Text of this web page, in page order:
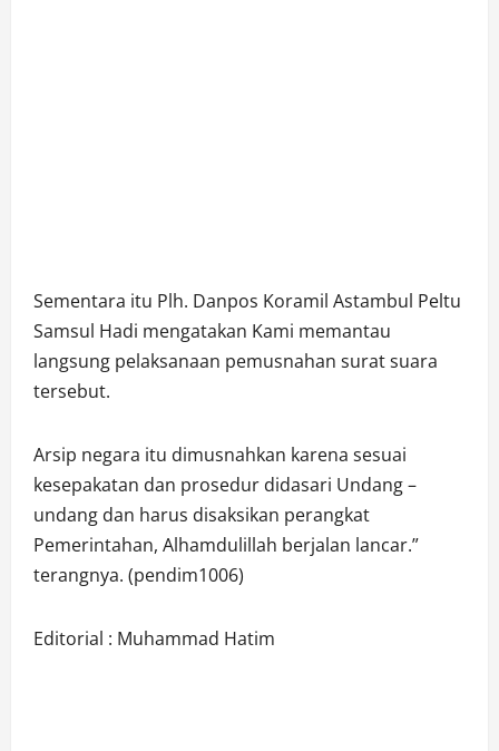
Sementara itu Plh. Danpos Koramil Astambul Peltu
Samsul Hadi mengatakan Kami memantau
langsung pelaksanaan pemusnahan surat suara
tersebut.
Arsip negara itu dimusnahkan karena sesuai
kesepakatan dan prosedur didasari Undang –
undang dan harus disaksikan perangkat
Pemerintahan, Alhamdulillah berjalan lancar.”
terangnya. (pendim1006)
Editorial : Muhammad Hatim